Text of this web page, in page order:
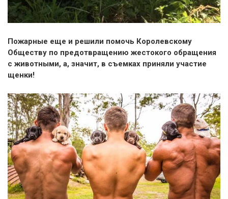
Пожарные еще и решили помочь Королевскому
Обществу по предотвращению жестокого обращения
с животными, а, значит, в съемках приняли участие
щенки!